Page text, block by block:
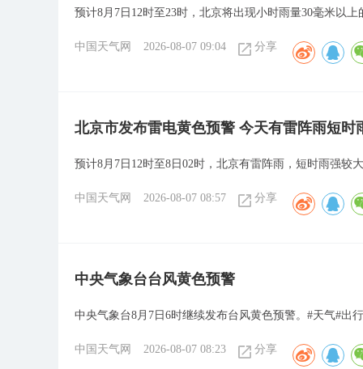
预计8月7日12时至23时，北京将出现小时雨量30毫米以上
中国天气网 2026-08-07 09:04 分享
北京市发布雷电黄色预警 今天有雷阵雨短时
预计8月7日12时至8日02时，北京有雷阵雨，短时雨强较
中国天气网 2026-08-07 08:57 分享
​中央气象台台风黄色预警
中央气象台8月7日6时继续发布台风黄色预警。#天气#出
中国天气网 2026-08-07 08:23 分享